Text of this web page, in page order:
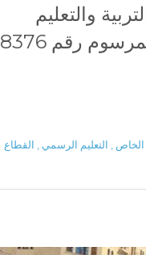
والتعليم
العالي بناء على المرسوم رقم 8376
الخاص التعليم الرسمي
القطاع